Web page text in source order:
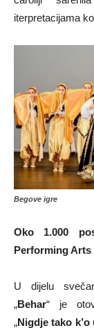
iterpretacijama
Begove igre
Oko 1.000
Performing Arts
U dijelu
„Behar“ je
„Nigdje tako